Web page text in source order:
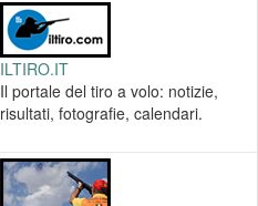
ILTIRO.IT
Il portale del tiro a volo: notizie,
risultati, fotografie, calendari.